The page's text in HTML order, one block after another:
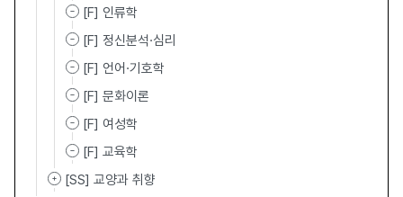
[F] 인류학
[F] 정신분석·심리
[F] 언어·기호학
[F] 문화이론
[F] 여성학
[F] 교육학
[SS] 교양과 취향